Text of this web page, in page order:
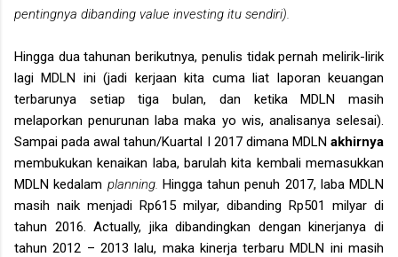
pentingnya dibanding value investing itu sendiri).
Hingga dua tahunan berikutnya, penulis tidak pernah melirik-lirik
lagi MDLN ini (jadi kerjaan kita cuma liat laporan keuangan
terbarunya setiap tiga bulan, dan ketika MDLN masih
melaporkan penurunan laba maka yo wis, analisanya selesai).
Sampai pada awal tahun/Kuartal I 2017 dimana MDLN akhirnya
membukukan kenaikan laba, barulah kita kembali memasukkan
MDLN kedalam planning. Hingga tahun penuh 2017, laba MDLN
masih naik menjadi Rp615 milyar, dibanding Rp501 milyar di
tahun 2016. Actually, jika dibandingkan dengan kinerjanya di
tahun 2012 – 2013 lalu, maka kinerja terbaru MDLN ini masih